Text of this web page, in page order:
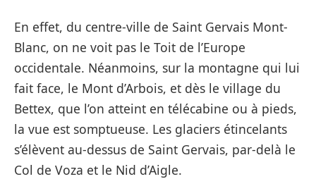
En effet, du centre-ville de Saint Gervais Mont-
Blanc, on ne voit pas le Toit de l’Europe
occidentale. Néanmoins, sur la montagne qui lui
fait face, le Mont d’Arbois, et dès le village du
Bettex, que l’on atteint en télécabine ou à pieds,
la vue est somptueuse. Les glaciers étincelants
s’élèvent au-dessus de Saint Gervais, par-delà le
Col de Voza et le Nid d’Aigle.